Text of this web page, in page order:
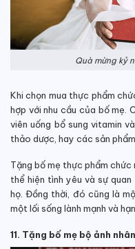
Quà mừng kỷ
Khi chọn mua thực phẩm
hợp với nhu cầu của bố mẹ.
viên uống bổ sung vitamin
thảo dược, hay các sản
Tặng bố mẹ thực phẩm
thể hiện tình yêu và sự
họ. Đồng thời, đó cũng là
một lối sống lành mạnh và
11. Tặng bố mẹ bộ ảnh